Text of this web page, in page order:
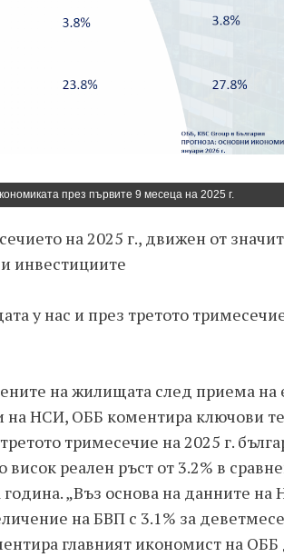
през първите 9 месеца на 2025 г.
на 2025 г., движен от
инвестициите
у нас и през третото
на жилищата след приема на
на НСИ, ОББ коментира ключови
тримесечие на 2025 г.
реален ръст от 3.2% в
„Въз основа на данните на
на БВП с 3.1% за
главният икономист на